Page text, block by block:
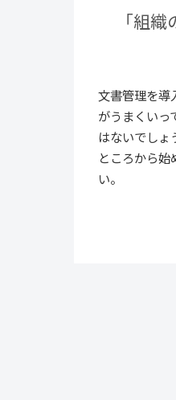
「組
文書管理を導
がうまくいっ
はないでしょ
ところから
い。